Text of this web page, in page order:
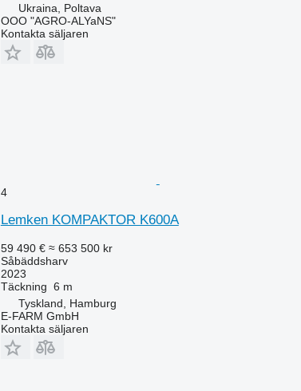
Ukraina, Poltava
OOO "AGRO-ALYaNS"
Kontakta säljaren
4
Lemken KOMPAKTOR K600A
59 490 € ≈ 653 500 kr
Såbäddsharv
2023
Täckning 6 m
Tyskland, Hamburg
E-FARM GmbH
Kontakta säljaren